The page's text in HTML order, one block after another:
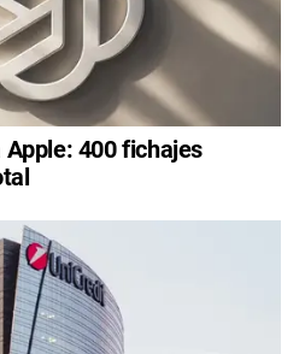
400 fichajes